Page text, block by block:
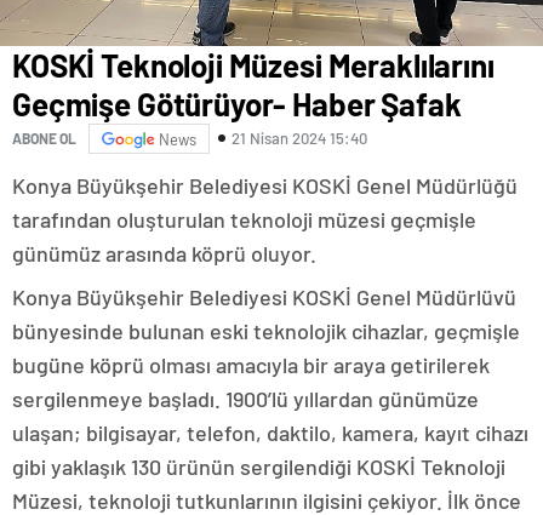
KOSKİ Teknoloji Müzesi Meraklılarını
Geçmişe Götürüyor- Haber Şafak
ABONE OL News 21 Nisan 2024 15:40
Konya Büyükşehir Belediyesi KOSKİ Genel Müdürlüğü
tarafından oluşturulan teknoloji müzesi geçmişle
günümüz arasında köprü oluyor.
Konya Büyükşehir Belediyesi KOSKİ Genel Müdürlüvü
bünyesinde bulunan eski teknolojik cihazlar, geçmişle
bugüne köprü olması amacıyla bir araya getirilerek
sergilenmeye başladı. 1900’lü yıllardan günümüze
ulaşan; bilgisayar, telefon, daktilo, kamera, kayıt cihazı
gibi yaklaşık 130 ürünün sergilendiği KOSKİ Teknoloji
Müzesi, teknoloji tutkunlarının ilgisini çekiyor. İlk önce